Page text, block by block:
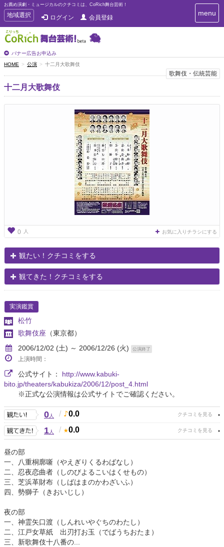
お薦め演劇・ミュージカルのクチコミは、CoRich舞台芸術！
T
o
g
g
e
n
a
v
i
地域選択 ログイン 会員登録
バナー広告お申込み
T
o
n
i
menu
HOME 公演 十二月大歌舞伎
歌舞伎・伝統芸能
十二月大歌舞伎
0 人 お気に入りチラシにする
観たい！クチコミをする
観てきた！クチコミをする
実演鑑賞
松竹
歌舞伎座 （東京都）
2006/12/02 (土) ～ 2006/12/26 (火)
公演終了
上演時間：
公式サイト： http://www.kabuki-
bito.jp/theaters/kabukiza/2006/12/post_4.html
※正式な公演情報は公式サイトでご確認ください。
0人 / 0.0
1人 / 0.0
昼の部
一、八重桐廓噺（やえぎりくるわばなし）
二、忍夜恋曲者（しのびよるこいはくせもの）
三、芝浜革財布（しばはまのかわざいふ）
四、勢獅子（きおいじし）
夜の部
一、神霊矢口渡（しんれいやぐちのわたし）
二、江戸女草紙 出刃打お玉（でばうちおたま）
三、新歌舞伎十八番の...